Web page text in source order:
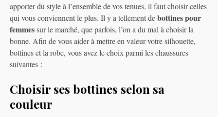
apporter du style à l’ensemble de vos tenues, il faut choisir celles
qui vous conviennent le plus. Il y a tellement debottines pour
femmessur le marché, que parfois, l’on a du mal à choisir la
bonne. Afin de vous aider à mettre en valeur votre silhouette,
bottines et la robe, vous avez le choix parmi les chaussures
suivantes :
Choisir ses bottines selon sa
couleur